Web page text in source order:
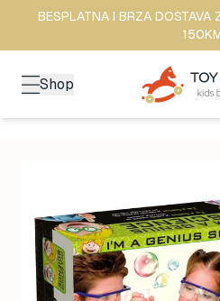
BESPLATNA I BRZA DOSTAVA
Shop